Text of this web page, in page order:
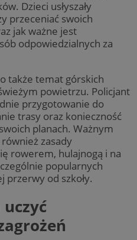
Dzieci usłyszały
przeceniać swoich
jak ważne jest
odpowiedzialnych za
także temat górskich
powietrzu. Policjant
przygotowanie do
trasy oraz konieczność
planach. Ważnym
zasady
rowerem, hulajnogą i na
popularnych
przerwy od szkoły.